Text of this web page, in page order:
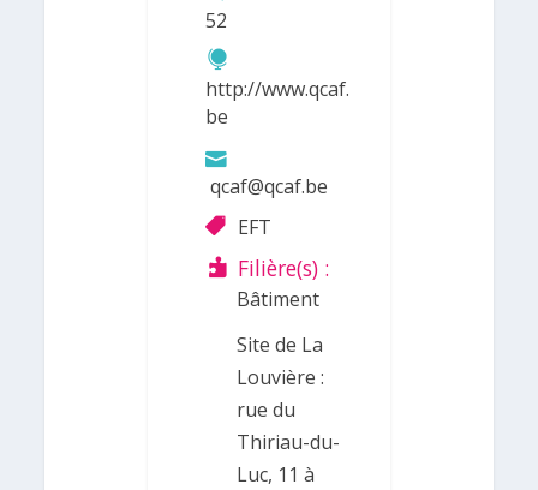
52
http://www.qcaf.
be
qcaf@qcaf.be
EFT
Filière(s) :
Bâtiment
Site de La
Louvière :
rue du
Thiriau-du-
Luc, 11 à